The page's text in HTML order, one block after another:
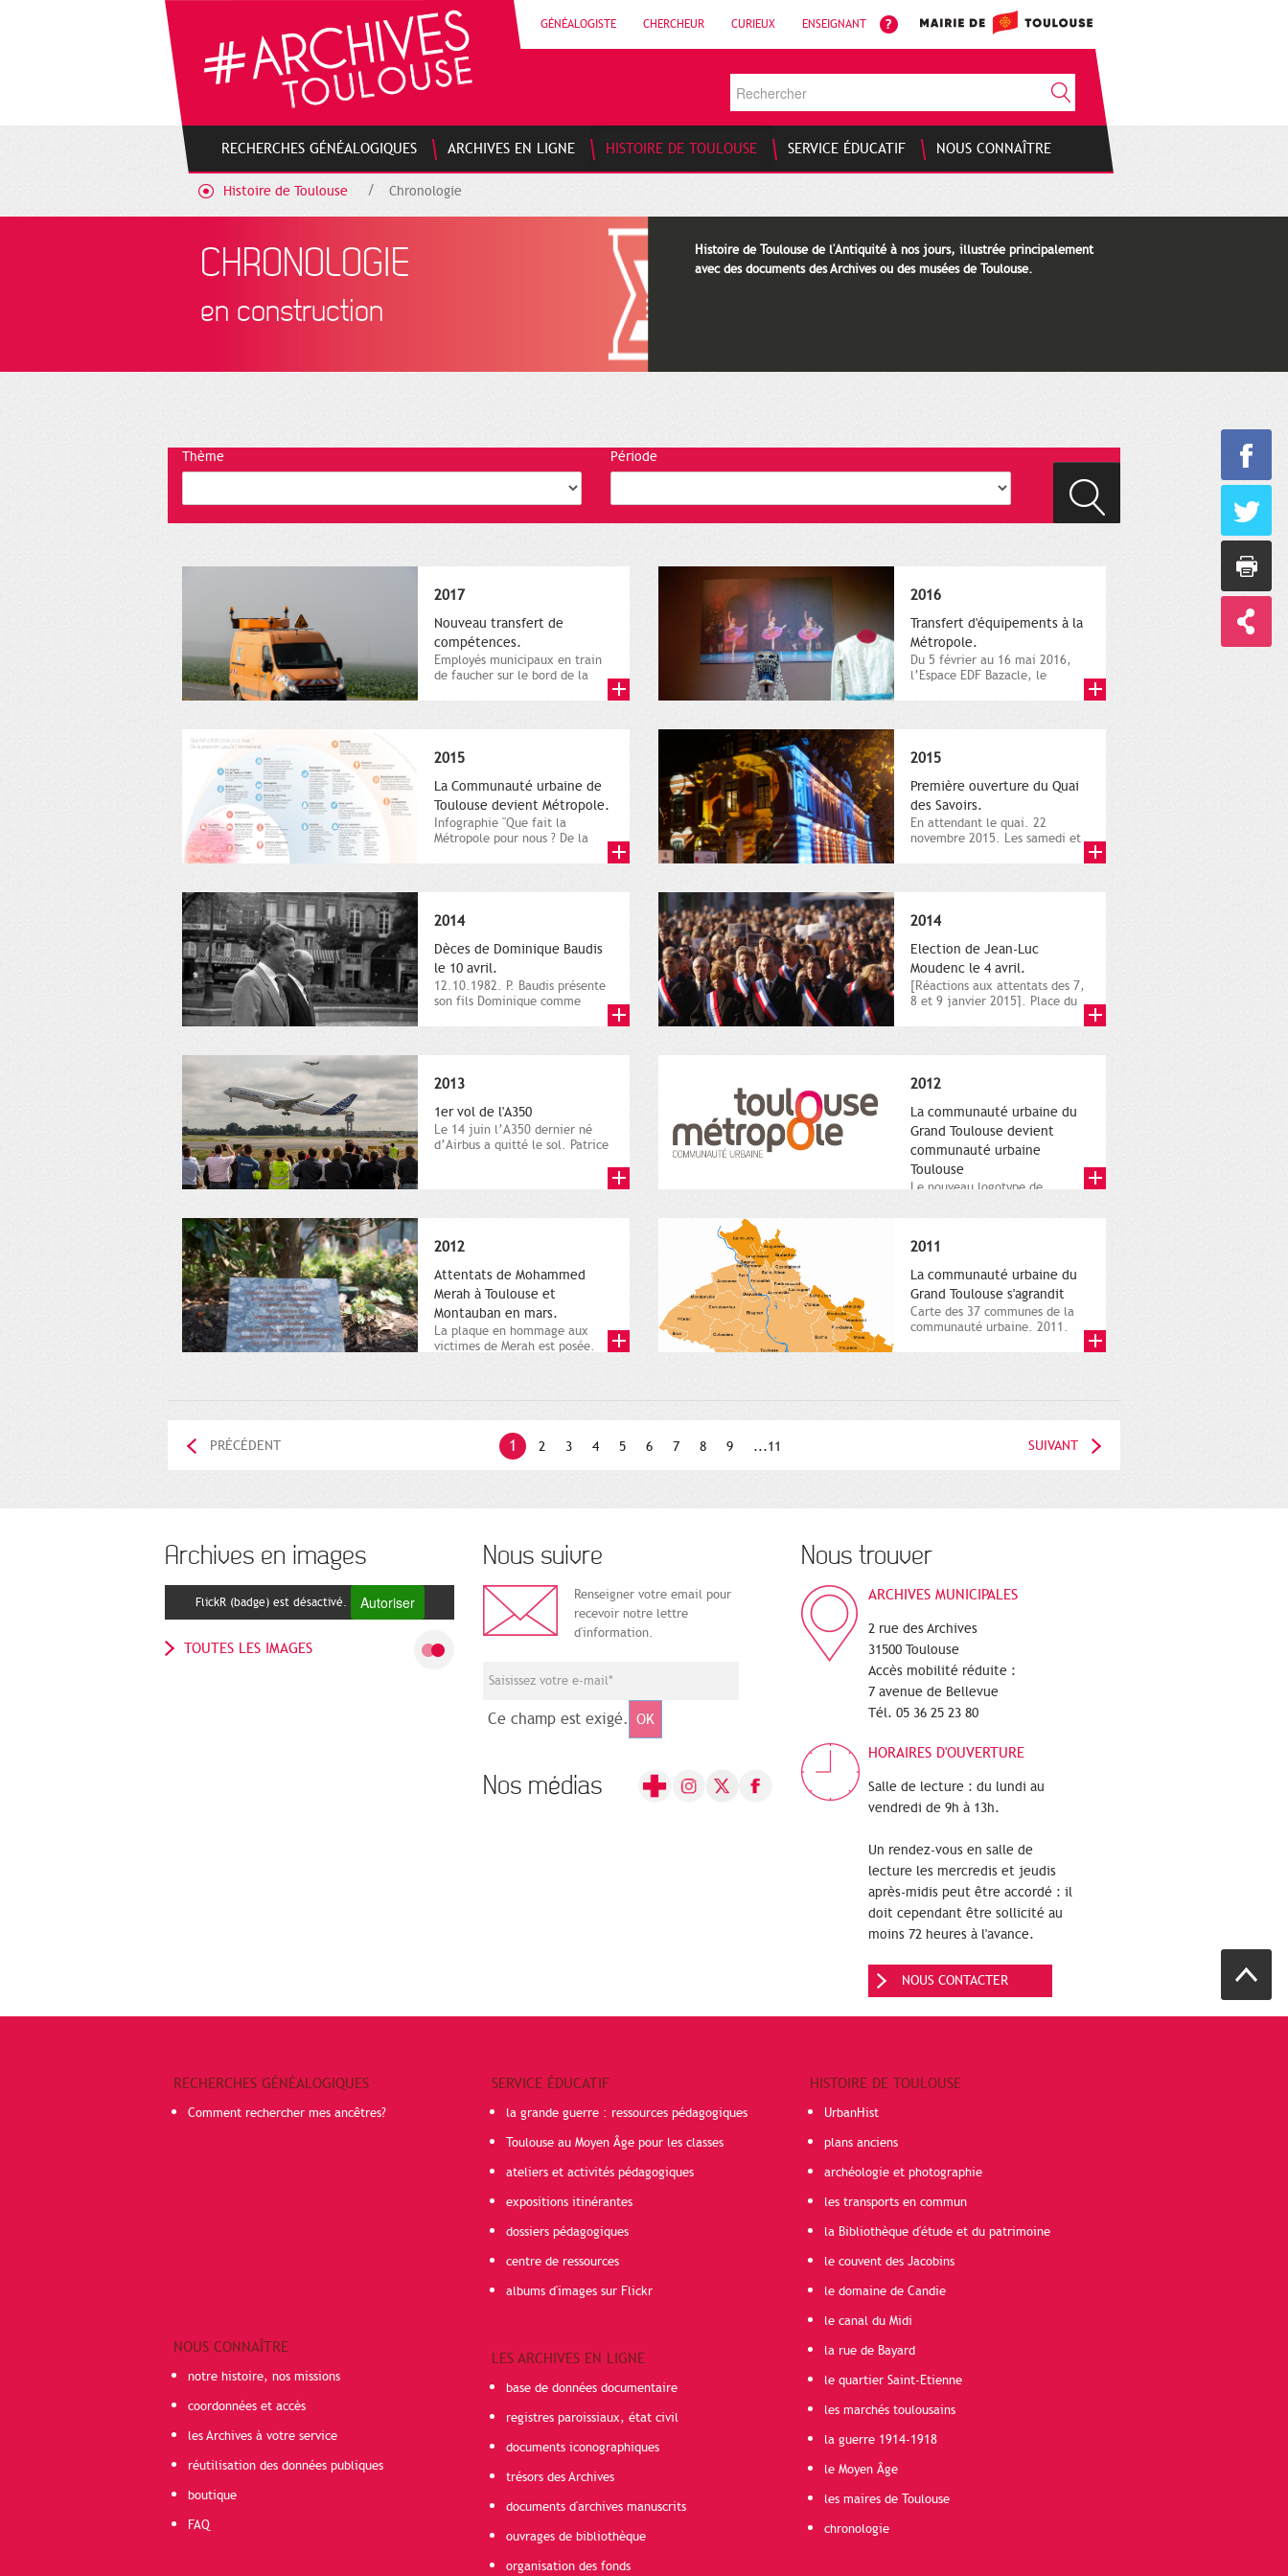
GÉNÉALOGISTE CHERCHEUR CURIEUX ENSEIGNANT
RECHERCHES GÉNÉALOGIQUES ARCHIVES EN LIGNE HISTOIRE DE TOULOUSE SERVICE ÉDUCATIF NOUS CONNAÎTRE
Histoire de Toulouse Chronologie
CHRONOLOGIE
en construction
Histoire de Toulouse de l'Antiquité à nos jours, illustrée principalement
avec des documents des Archives ou des musées de Toulouse.
Thème Période
2017
Nouveau transfert de
compétences.
Employés municipaux en train
de faucher sur le bord de la
2016
Transfert d'équipements à la
Métropole.
Du 5 février au 16 mai 2016,
l’Espace EDF Bazacle, le
2015
La Communauté urbaine de
Toulouse devient Métropole.
Infographie "Que fait la
Métropole pour nous ? De la
2015
Première ouverture du Quai
des Savoirs.
En attendant le quai. 22
novembre 2015. Les samedi et
2014
Dèces de Dominique Baudis
le 10 avril.
12.10.1982. P. Baudis présente
son fils Dominique comme
2014
Election de Jean-Luc
Moudenc le 4 avril.
[Réactions aux attentats des 7,
8 et 9 janvier 2015]. Place du
2013
1er vol de l'A350
Le 14 juin l’A350 dernier né
d’Airbus a quitté le sol. Patrice
2012
La communauté urbaine du
Grand Toulouse devient
communauté urbaine
Toulouse
Le nouveau logotype de
représentant l'anneau de
2012
Attentats de Mohammed
Merah à Toulouse et
Montauban en mars.
La plaque en hommage aux
victimes de Merah est posée.
2011
La communauté urbaine du
Grand Toulouse s'agrandit
Carte des 37 communes de la
communauté urbaine. 2011.
1 2 3 4 5 6 7 8 9 ...11
PRÉCÉDENT SUIVANT
Archives en images
FlickR (badge) est désactivé. Autoriser
TOUTES LES IMAGES
Nous suivre
Renseigner votre email pour
recevoir notre lettre
d'information.
Ce champ est exigé. OK
Nos médias
Nous trouver
ARCHIVES MUNICIPALES
2 rue des Archives
31500 Toulouse
Accès mobilité réduite :
7 avenue de Bellevue
Tél. 05 36 25 23 80
HORAIRES D'OUVERTURE
Salle de lecture : du lundi au
vendredi de 9h à 13h.
Un rendez-vous en salle de
lecture les mercredis et jeudis
après-midis peut être accordé : il
doit cependant être sollicité au
moins 72 heures à l'avance.
NOUS CONTACTER
RECHERCHES GÉNÉALOGIQUES
Comment rechercher mes ancêtres?
NOUS CONNAÎTRE
notre histoire, nos missions
coordonnées et accès
les Archives à votre service
réutilisation des données publiques
boutique
FAQ
SERVICE ÉDUCATIF
la grande guerre : ressources pédagogiques
Toulouse au Moyen Âge pour les classes
ateliers et activités pédagogiques
expositions itinérantes
dossiers pédagogiques
centre de ressources
albums d'images sur Flickr
LES ARCHIVES EN LIGNE
base de données documentaire
registres paroissiaux, état civil
documents iconographiques
trésors des Archives
documents d'archives manuscrits
ouvrages de bibliothèque
organisation des fonds
HISTOIRE DE TOULOUSE
UrbanHist
plans anciens
archéologie et photographie
les transports en commun
la Bibliothèque d'étude et du patrimoine
le couvent des Jacobins
le domaine de Candie
le canal du Midi
la rue de Bayard
le quartier Saint-Etienne
les marchés toulousains
la guerre 1914-1918
le Moyen Âge
les maires de Toulouse
chronologie
Gestion de vos préférences sur les cookies